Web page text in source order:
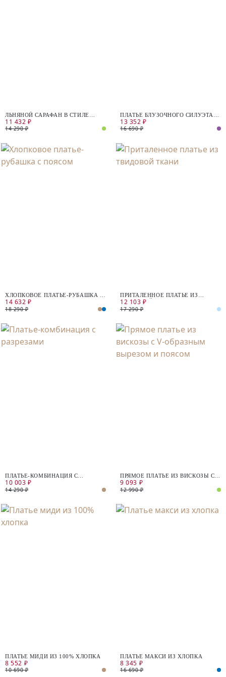
ЛЬНЯНОЙ САРАФАН В СТИЛЕ
САФАРИ
11 432 ₽
14 290 ₽
ПЛАТЬЕ БЛУЗОЧНОГО СИЛУЭТА
ИЗ 100% ХЛОПКА
13 352 ₽
16 690 ₽
ХЛОПКОВОЕ ПЛАТЬЕ-РУБАШКА С
ПОЯСОМ
14 632 ₽
18 290 ₽
ПРИТАЛЕННОЕ ПЛАТЬЕ ИЗ
ТВИДОВОЙ ТКАНИ
12 103 ₽
17 290 ₽
ПЛАТЬЕ-КОМБИНАЦИЯ С
РАЗРЕЗАМИ
10 003 ₽
14 290 ₽
ПРЯМОЕ ПЛАТЬЕ ИЗ ВИСКОЗЫ С
V-ОБРАЗНЫМ ВЫРЕЗОМ И
ПОЯСОМ
9 093 ₽
12 990 ₽
ПЛАТЬЕ МИДИ ИЗ 100% ХЛОПКА
8 552 ₽
10 690 ₽
ПЛАТЬЕ МАКСИ ИЗ ХЛОПКА
8 345 ₽
16 690 ₽